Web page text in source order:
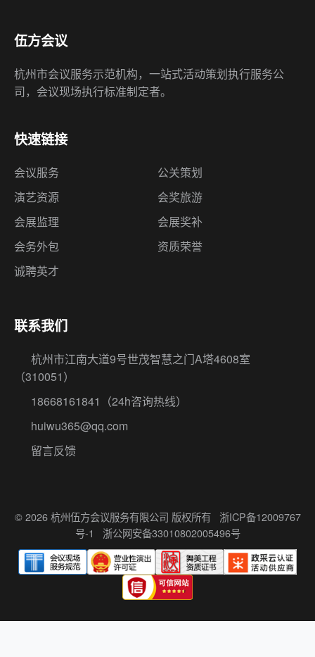
伍方会议
杭州市会议服务示范机构，一站式活动策划执行服务公
司，会议现场执行标准制定者。
快速链接
会议服务
公关策划
演艺资源
会奖旅游
会展监理
会展奖补
会务外包
资质荣誉
诚聘英才
联系我们
杭州市江南大道9号世茂智慧之门A塔4608室
（310051）
18668161841
（24h咨询热线）
huiwu365@qq.com
留言反馈
© 2026 杭州伍方会议服务有限公司 版权所有 浙ICP备12009767
号-1
浙公网安备33010802005496号